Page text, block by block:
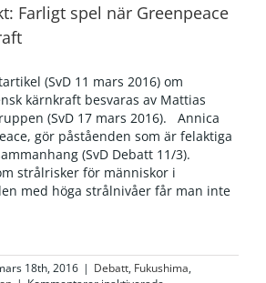
Farligt spel när Greenpeace
(SvD 11 mars 2016) om
kärnkraft besvaras av Mattias
(SvD 17 mars 2016). Annica
gör påståenden som är felaktiga
(SvD Debatt 11/3).
strålrisker för människor i
med höga strålnivåer får man inte
18th, 2016 | Debatt, Fukushima,